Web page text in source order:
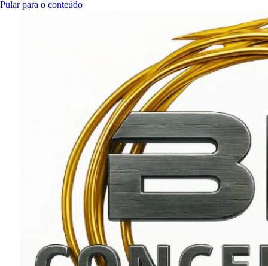
Pular para o conteúdo